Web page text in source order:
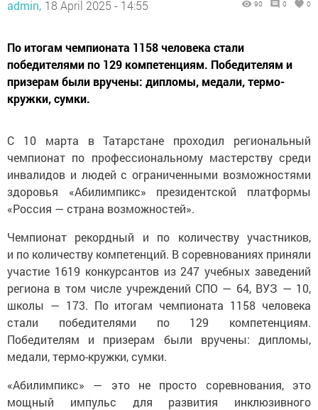
admin, 18 April 2025 - 14:55 90 0 0
По итогам чемпионата 1158 человека стали
победителями по 129 компетенциям. Победителям и
призерам были вручены: дипломы, медали, термо-
кружки, сумки.
С 10 марта в Татарстане проходил региональный
чемпионат по профессиональному мастерству среди
инвалидов и людей с ограниченными возможностями
здоровья «Абилимпикс» президентской платформы
«Россия — страна возможностей».
Чемпионат рекордный и по количеству участников,
и по количеству компетенций. В соревнованиях приняли
участие 1619 конкурсантов из 247 учебных заведений
региона в том числе учреждений СПО — 64, ВУЗ — 10,
школы — 173. По итогам чемпионата 1158 человека
стали победителями по 129 компетенциям.
Победителям и призерам были вручены: дипломы,
медали, термо-кружки, сумки.
«Абилимпикс» — это не просто соревнования, это
мощный импульс для развития инклюзивного